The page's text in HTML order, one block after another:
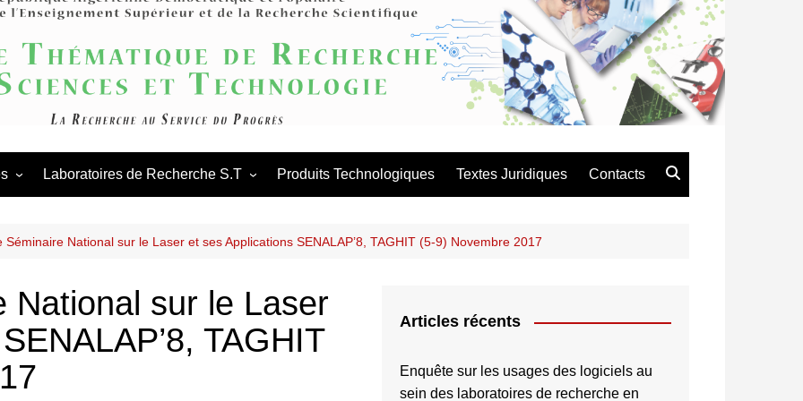
Agence Thématique de Recherche en
Sciences et Technologie
Appels antérieurs
Procédures des PNR
scientifiques
Laboratoires de Recherche S.T
laboratoires
Produits Technologiques Textes Juridiques Contacts
Séminaire National sur le Laser et ses Applications SENALAP’8, TAGHIT (5-9) Novembre 2017
National sur le Laser
TAGHIT
Articles récents
Enquête sur les usages des logiciels au
sein des laboratoires de recherche en